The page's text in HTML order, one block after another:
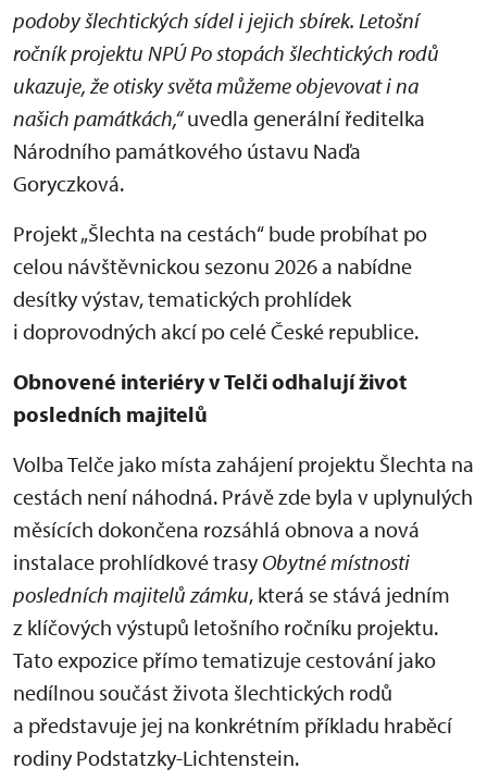
podoby šlechtických sídel i jejich sbírek. Letošní
ročník projektu NPÚ Po stopách šlechtických rodů
ukazuje, že otisky světa můžeme objevovat i na
našich památkách,“uvedla generální ředitelka
Národního památkového ústavu Naďa
Goryczková.
Projekt „Šlechta na cestách“ bude probíhat po
celou návštěvnickou sezonu 2026 a nabídne
desítky výstav, tematických prohlídek
i doprovodných akcí po celé České republice.
Obnovené interiéry v Telči odhalují život
posledních majitelů
Volba Telče jako místa zahájení projektu Šlechta na
cestách není náhodná. Právě zde byla v uplynulých
měsících dokončena rozsáhlá obnova a nová
instalace prohlídkové trasy Obytné místnosti
posledních majitelů zámku, která se stává jedním
z klíčových výstupů letošního ročníku projektu.
Tato expozice přímo tematizuje cestování jako
nedílnou součást života šlechtických rodů
a představuje jej na konkrétním příkladu hraběcí
rodiny Podstatzky-Lichtenstein.